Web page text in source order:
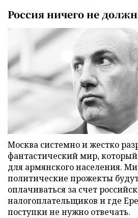
Россия ничего не
Москва системно и жестко
фантастический мир,
для армянского населения.
политические прожекты
оплачиваться за счет
налогоплательщиков и где
поступки не нужно отвечать.